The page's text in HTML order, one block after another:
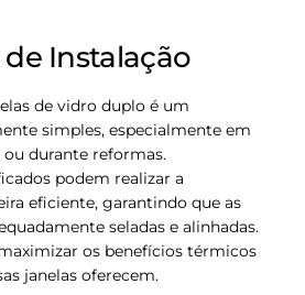
Instalação
de vidro duplo é um
simples, especialmente em
durante reformas.
podem realizar a
eficiente, garantindo que as
seladas e alinhadas.
os benefícios térmicos
janelas oferecem.